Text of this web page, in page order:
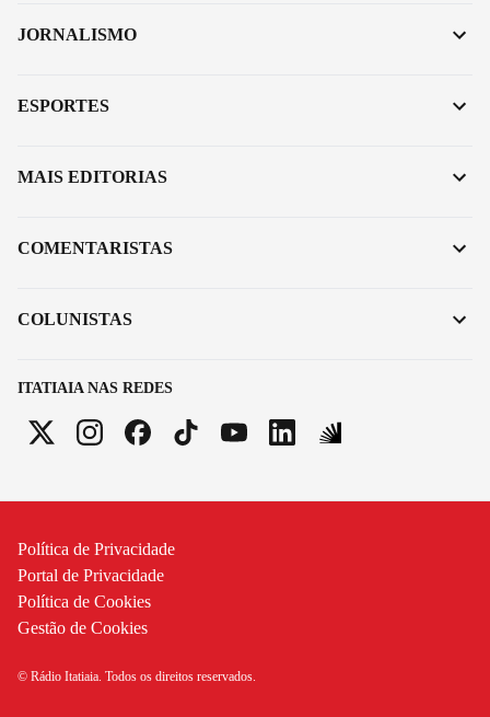
ITATIAIA NAS REDES
JORNALISMO
ESPORTES
MAIS EDITORIAS
COMENTARISTAS
COLUNISTAS
Política de Privacidade
Portal de Privacidade
Política de Cookies
Gestão de Cookies
© Rádio Itatiaia. Todos os direitos reservados.